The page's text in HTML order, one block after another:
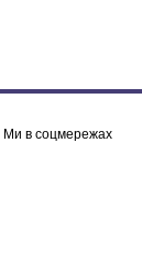
Ми в соцмережах